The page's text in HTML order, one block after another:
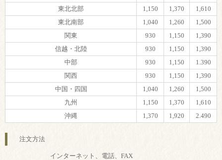
東北北部
1,150 1,370
1,610
東北南部
1,040 1,260
1,500
関東
930 1,150
1,390
信越・北陸
930 1,150
1,390
中部
930 1,150
1.390
関西
930 1,150
1,390
中国・四国
1,040 1,260
1,500
九州
1,150 1,370
1,610
沖縄
1,370 1,920 2.490
注文方法
インターネット、電話、FAX